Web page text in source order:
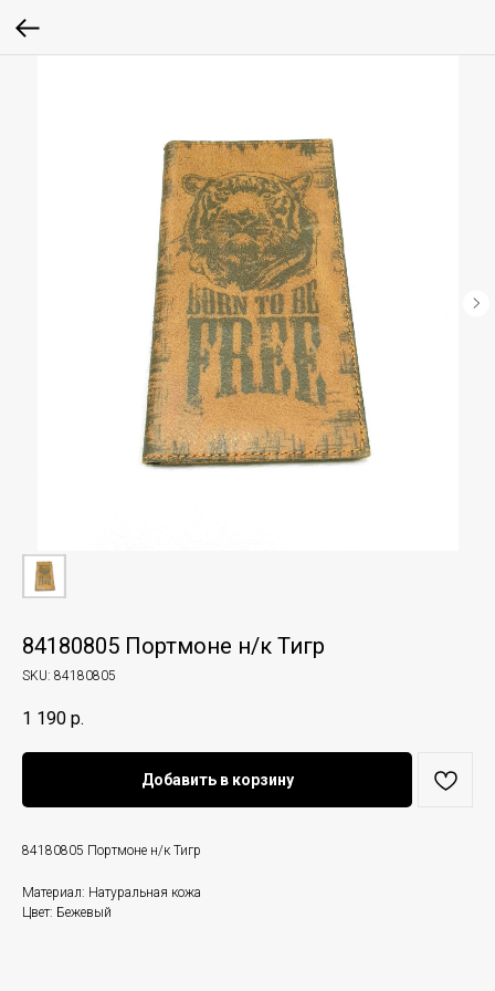
84180805 Портмоне н/к Тигр
SKU: 84180805
1 190 р.
Добавить в корзину
84180805 Портмоне н/к Тигр
Материал: Натуральная кожа
Цвет: Бежевый